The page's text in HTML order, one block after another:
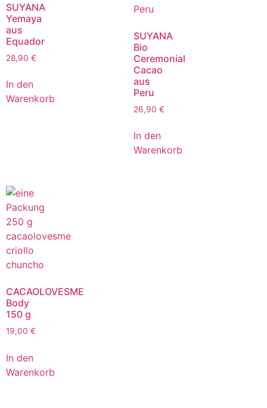
SUYANA
Yemaya
aus
Equador
28,90 €
In den
Warenkorb
SUYANA
Bio
Ceremonial
Cacao
aus
Peru
26,90 €
In den
Warenkorb
CACAOLOVESME
Body
150 g
19,00 €
In den
Warenkorb